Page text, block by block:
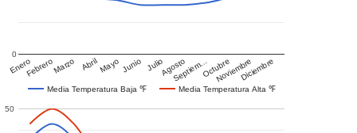
Media Temperatura Baja ℉ Media Temperatura Alta ℉
EneroFebreroMarzo AbrilMayo Junio JulioAgosto
Septiem…OctubreNoviembreDiciembre
0
50